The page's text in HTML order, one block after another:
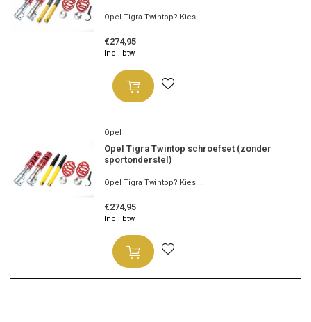
Opel Tigra Twintop? Kies ...
€274,95
Incl. btw
Opel
Opel Tigra Twintop schroefset (zonder
sportonderstel)
Opel Tigra Twintop? Kies ...
€274,95
Incl. btw